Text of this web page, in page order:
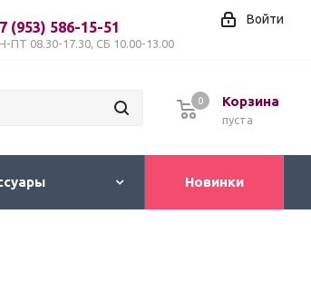
Войти
(953) 586-15-51
ПТ 08.30-17.30, СБ 10.00-13.00
Корзина
пуста
0
Новинки